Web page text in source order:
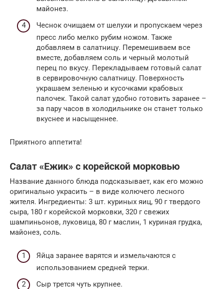
майонез.
Чеснок очищаем от шелухи и пропускаем через
пресс либо мелко рубим ножом. Также
добавляем в салатницу. Перемешиваем все
вместе, добавляем соль и черный молотый
перец по вкусу. Перекладываем готовый салат
в сервировочную салатницу. Поверхность
украшаем зеленью и кусочками крабовых
палочек. Такой салат удобно готовить заранее –
за пару часов в холодильнике он станет только
вкуснее и насыщеннее.
Приятного аппетита!
Салат «Ежик» с корейской морковью
Название данного блюда подсказывает, как его можно
оригинально украсить – в виде колючего лесного
жителя. Ингредиенты: 3 шт. куриных яиц, 90 г твердого
сыра, 180 г корейской морковки, 320 г свежих
шампиньонов, луковица, 80 г маслин, 1 куриная грудка,
майонез, соль.
Яйца заранее варятся и измельчаются с
использованием средней терки.
Сыр трется чуть крупнее.